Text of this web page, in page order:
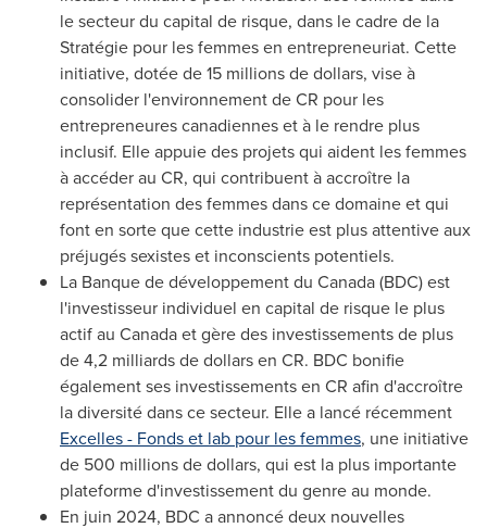
le secteur du capital de risque, dans le cadre de la
Stratégie pour les femmes en entrepreneuriat. Cette
initiative, dotée de 15 millions de dollars, vise à
consolider l'environnement de CR pour les
entrepreneures canadiennes et à le rendre plus
inclusif. Elle appuie des projets qui aident les femmes
à accéder au CR, qui contribuent à accroître la
représentation des femmes dans ce domaine et qui
font en sorte que cette industrie est plus attentive aux
préjugés sexistes et inconscients potentiels.
La Banque de développement du Canada(BDC) est
l'investisseur individuel en capital de risque le plus
actif au Canadaet gère des investissements de plus
de 4,2 milliards de dollars en CR. BDC bonifie
également ses investissements en CR afin d'accroître
la diversité dans ce secteur. Elle a lancé récemment
Excelles - Fonds et lab pour les femmes, une initiative
de 500 millions de dollars, qui est la plus importante
plateforme d'investissement du genre au monde.
En juin 2024, BDC a annoncé deux nouvelles